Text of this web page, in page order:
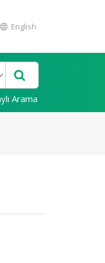
English
Arama